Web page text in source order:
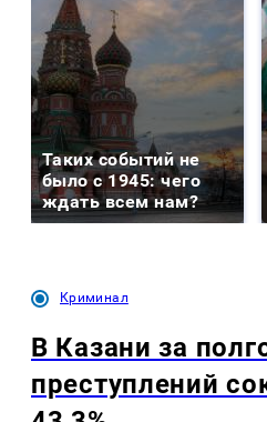
Таких событий не
было с 1945: чего
ждать всем нам?
Криминал
В Казани за
преступлений